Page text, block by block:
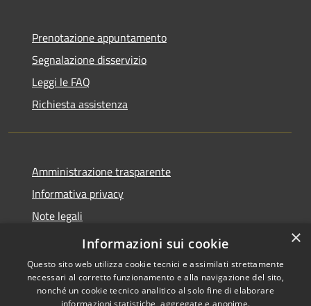
Prenotazione appuntamento
Segnalazione disservizio
Leggi le FAQ
Richiesta assistenza
Amministrazione trasparente
Informativa privacy
Note legali
Dichiarazione di accessibilità
×
Informazioni sui cookie
Questo sito web utilizza cookie tecnici e assimilati strettamente
necessari al corretto funzionamento e alla navigazione del sito,
nonché un cookie tecnico analitico al solo fine di elaborare
informazioni statistiche, aggregate e anonime.